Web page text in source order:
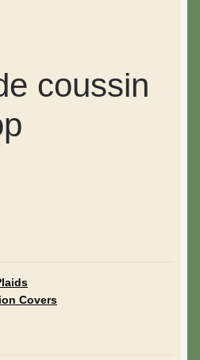
coussin
Covers